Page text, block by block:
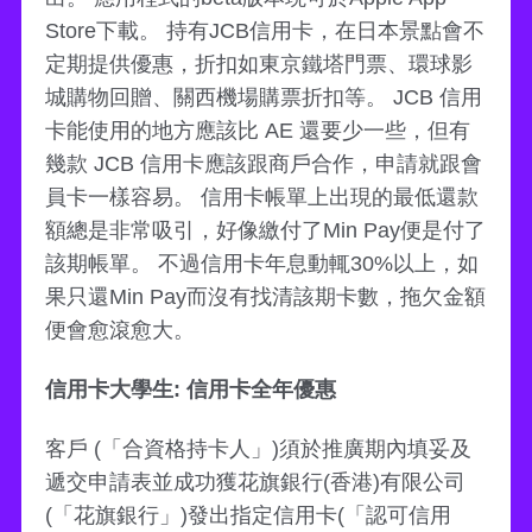
Store下載。 持有JCB信用卡，在日本景點會不
定期提供優惠，折扣如東京鐵塔門票、環球影
城購物回贈、關西機場購票折扣等。 JCB 信用
卡能使用的地方應該比 AE 還要少一些，但有
幾款 JCB 信用卡應該跟商戶合作，申請就跟會
員卡一樣容易。 信用卡帳單上出現的最低還款
額總是非常吸引，好像繳付了Min Pay便是付了
該期帳單。 不過信用卡年息動輒30%以上，如
果只還Min Pay而沒有找清該期卡數，拖欠金額
便會愈滾愈大。
信用卡大學生: 信用卡全年優惠
客戶 (「合資格持卡人」)須於推廣期內填妥及
遞交申請表並成功獲花旗銀行(香港)有限公司
(「花旗銀行」)發出指定信用卡(「認可信用